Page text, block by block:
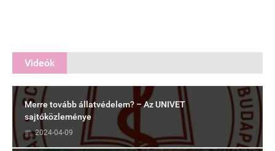
Videók
Merre tovább állatvédelem? – Az UNIVET
sajtóközleménye
2024-04-09